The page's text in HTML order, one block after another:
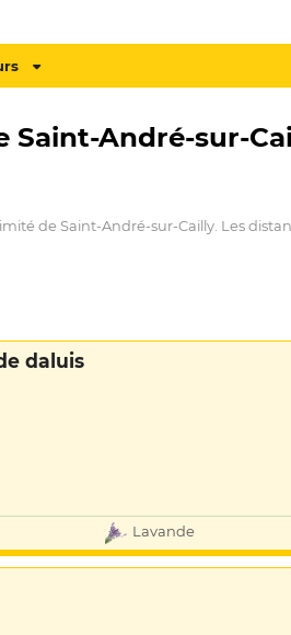
André-sur-
de Saint-André-sur-Cailly. Les
daluis
Lavande